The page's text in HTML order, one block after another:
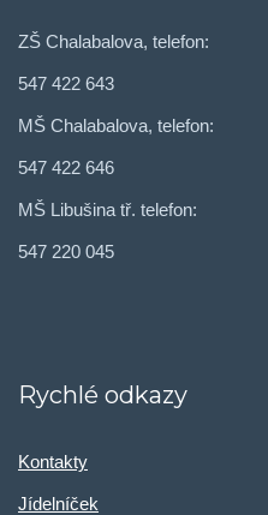
ZŠ Chalabalova, telefon:
547 422 643
MŠ Chalabalova, telefon:
547 422 646
MŠ Libušina tř. telefon:
547 220 045
Rychlé odkazy
Kontakty
Jídelníček